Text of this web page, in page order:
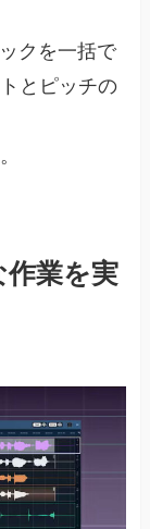
クを一括で
とピッチの
業を実